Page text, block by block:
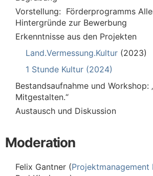
Vorstellung: Förderprogramms
Hintergründe zur Bewerbung
Erkenntnisse aus den Projekten
Land.Vermessung.Kultur (2023)
1 Stunde Kultur (2024)
Bestandsaufnahme und Workshop:
Mitgestalten.“
Austausch und Diskussion
Moderation
Felix Gantner (Projektmanagement